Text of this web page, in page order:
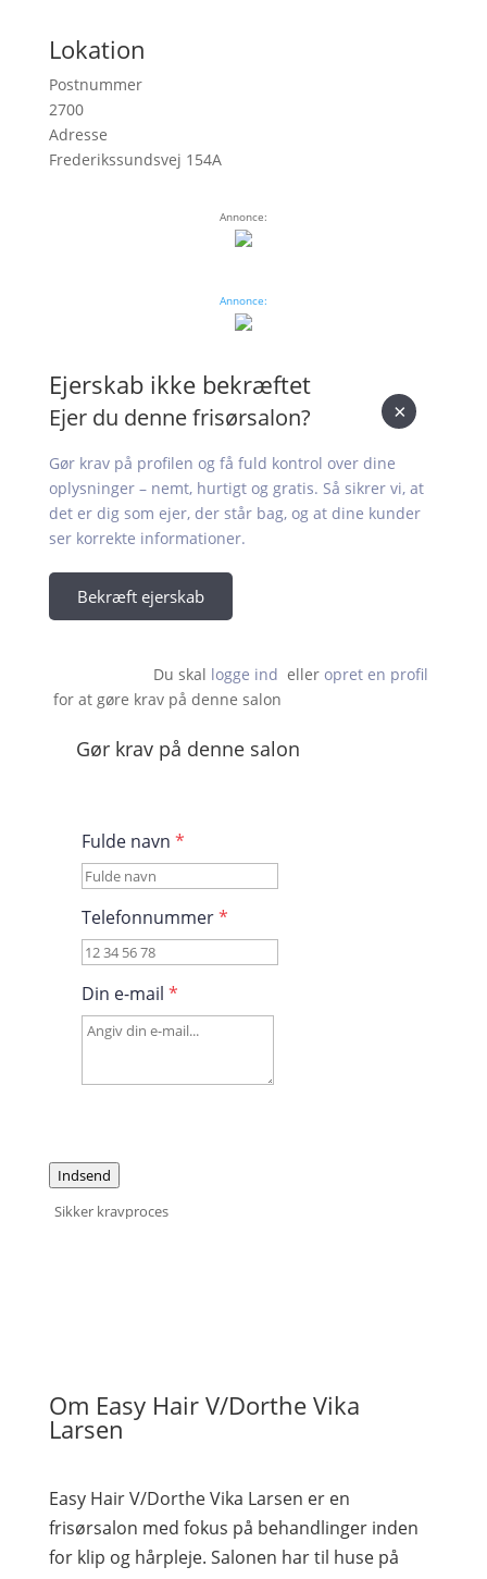
Lokation
Postnummer
2700
Adresse
Frederikssundsvej 154A
Annonce:
Annonce:
Ejerskab ikke bekræftet
Ejer du denne frisørsalon?
Gør krav på profilen og få fuld kontrol over dine
oplysninger – nemt, hurtigt og gratis. Så sikrer vi, at
det er dig som ejer, der står bag, og at dine kunder
ser korrekte informationer.
Bekræft ejerskab
Du skal logge ind eller opret en profil
for at gøre krav på denne salon
Gør krav på denne salon
×
Fulde navn *
Telefonnummer*
Din e-mail *
Indsend
Sikker kravproces
Om Easy Hair V/Dorthe Vika
Larsen
Easy Hair V/Dorthe Vika Larsen er en
frisørsalon med fokus på behandlinger inden
for klip og hårpleje. Salonen har til huse på